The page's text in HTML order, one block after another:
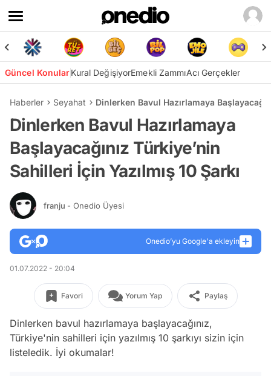
Güncel KonularKural DeğişiyorEmekli ZammıAcı Gerçekler
Haberler Seyahat Dinlerken Bavul Hazırlamaya
Dinlerken Bavul Hazırlamaya
Başlayacağınız Türkiye’nin
Sahilleri İçin Yazılmış 10 Şarkı
franju - Onedio Üyesi
Onedio’yu Google'a ekleyin
01.07.2022 - 20:04
Favori Yorum Yap Paylaş
Dinlerken bavul hazırlamaya başlayacağınız,
Türkiye'nin sahilleri için yazılmış 10 şarkıyı sizin için
listeledik. İyi okumalar!